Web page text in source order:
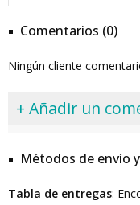
Comentarios (0)
Ningún cliente
+ Añadir un
Métodos de envío
Tabla de entregas: